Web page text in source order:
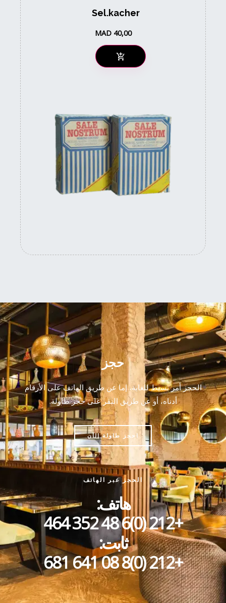
Sel.kacher
40,00
MAD
حجز
الحجز أمر بسيط للغاية، إما عن طريق الهاتف على الأرقام
أدناه، أو عن طريق النقر على حجز طاولة.
احجز طاولة الآن
الحجز عبر الهاتف
هاتف:
+212 (0)6 48 352 464
ثابت:
+212 (0)8 08 641 681​